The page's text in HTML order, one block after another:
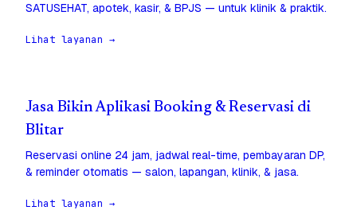
SATUSEHAT, apotek, kasir, & BPJS — untuk klinik & praktik.
Lihat layanan →
Jasa Bikin Aplikasi Booking & Reservasi di
Blitar
Reservasi online 24 jam, jadwal real-time, pembayaran DP,
& reminder otomatis — salon, lapangan, klinik, & jasa.
Lihat layanan →